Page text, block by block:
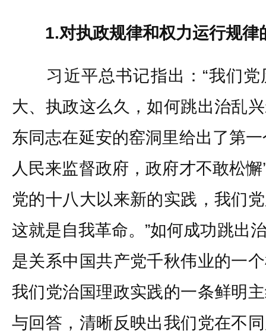
1.对执政规律和权力运行规律
习近平总书记指出：“我们党
大、执政这么久，如何跳出治乱
东同志在延安的窑洞里给出了第
人民来监督政府，政府才不敢松
党的十八大以来新的实践，我们
这就是自我革命。”如何成功跳出
是关系中国共产党千秋伟业的一
我们党治国理政实践的一条鲜明
与回答，清晰反映出我们党在不